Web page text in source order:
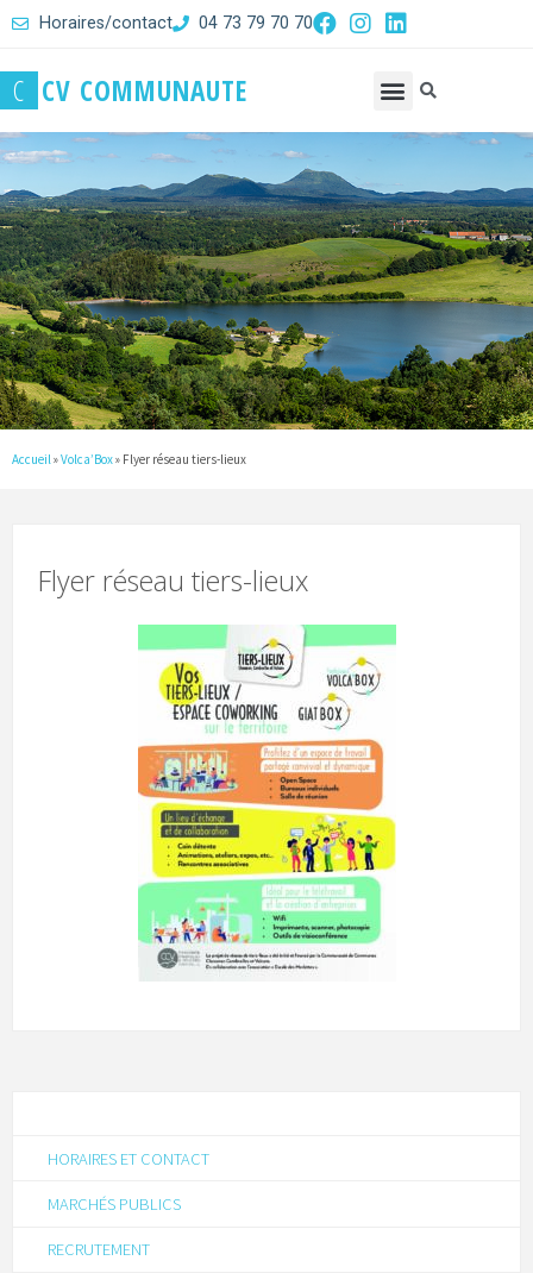
Horaires/contact 04 73 79 70 70
C CV COMMUNAUTE
Accueil »Volca’Box» Flyer réseau tiers-lieux
Flyer réseau tiers-lieux
HORAIRES ET CONTACT
MARCHÉS PUBLICS
RECRUTEMENT